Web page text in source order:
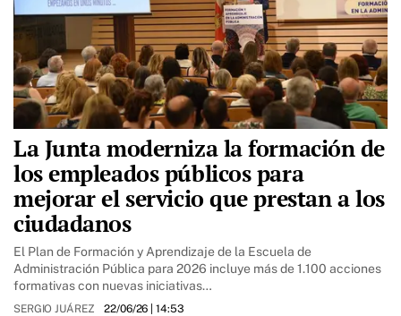
La Junta moderniza la formación de
los empleados públicos para
mejorar el servicio que prestan a los
ciudadanos
El Plan de Formación y Aprendizaje de la Escuela de
Administración Pública para 2026 incluye más de 1.100 acciones
formativas con nuevas iniciativas…
SERGIO JUÁREZ 22/06/26 | 14:53